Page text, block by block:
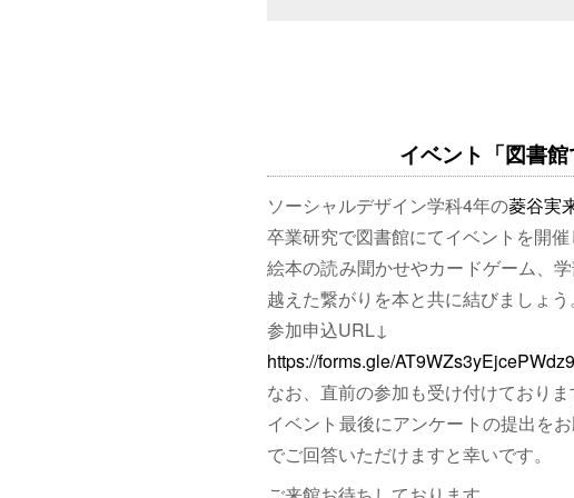
イベント「図書
ソーシャルデザイン学科4年の菱谷実
卒業研究で図書館にてイベントを開催
絵本の読み聞かせやカードゲーム、
越えた繋がりを本と共に結びましょう。
参加申込URL↓
https://forms.gle/AT9WZs3yEjcePWdz9
なお、直前の参加も受け付けておりま
イベント最後にアンケートの提出を
でご回答いただけますと幸いです。